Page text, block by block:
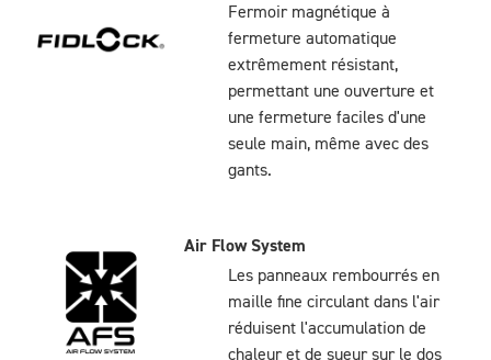
Fermoir magnétique à
fermeture automatique
extrêmement résistant,
permettant une ouverture et
une fermeture faciles d'une
seule main, même avec des
gants.
Air Flow System
Les panneaux rembourrés en
maille fine circulant dans l'air
réduisent l'accumulation de
chaleur et de sueur sur le dos